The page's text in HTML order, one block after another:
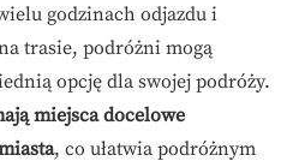
godzinach odjazdu i
trasie, podróżni mogą
opcję dla swojej podróży.
miejsca docelowe
, co ułatwia podróżnym